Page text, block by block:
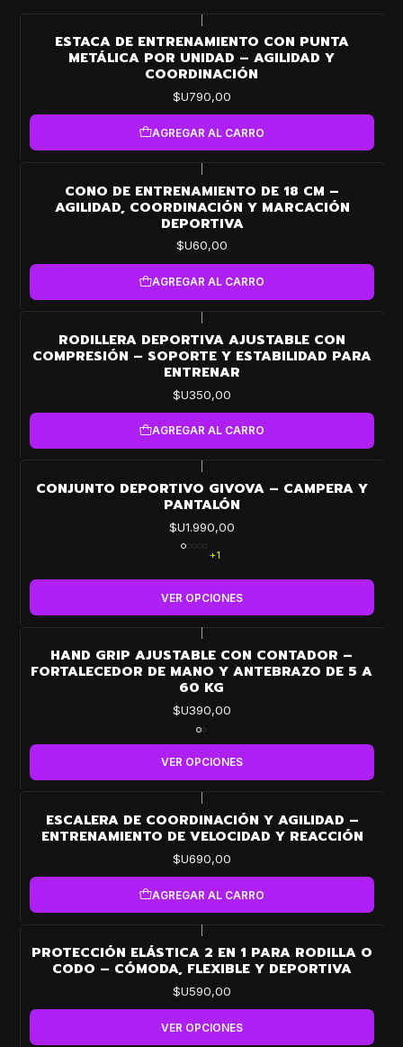
ESTACA DE ENTRENAMIENTO CON PUNTA
METÁLICA POR UNIDAD – AGILIDAD Y
COORDINACIÓN
$U790,00
AGREGAR AL CARRO
CONO DE ENTRENAMIENTO DE 18 CM –
AGILIDAD, COORDINACIÓN Y MARCACIÓN
DEPORTIVA
$U60,00
AGREGAR AL CARRO
RODILLERA DEPORTIVA AJUSTABLE CON
COMPRESIÓN – SOPORTE Y ESTABILIDAD PARA
ENTRENAR
$U350,00
AGREGAR AL CARRO
CONJUNTO DEPORTIVO GIVOVA – CAMPERA Y
PANTALÓN
$U1.990,00
+1
VER OPCIONES
HAND GRIP AJUSTABLE CON CONTADOR –
FORTALECEDOR DE MANO Y ANTEBRAZO DE 5 A
60 KG
$U390,00
VER OPCIONES
ESCALERA DE COORDINACIÓN Y AGILIDAD –
ENTRENAMIENTO DE VELOCIDAD Y REACCIÓN
$U690,00
AGREGAR AL CARRO
PROTECCIÓN ELÁSTICA 2 EN 1 PARA RODILLA O
CODO – CÓMODA, FLEXIBLE Y DEPORTIVA
$U590,00
VER OPCIONES